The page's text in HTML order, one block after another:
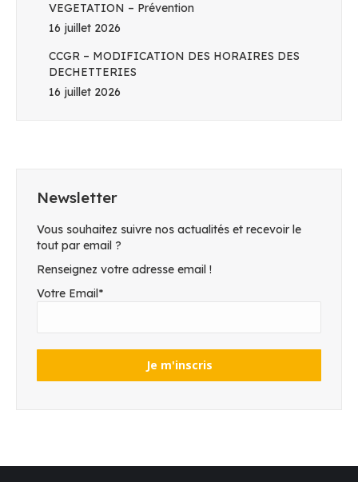
VEGETATION – Prévention
16 juillet 2026
CCGR – MODIFICATION DES HORAIRES DES
DECHETTERIES
16 juillet 2026
Newsletter
Vous souhaitez suivre nos actualités et recevoir le
tout par email ?
Renseignez votre adresse email !
Votre Email*